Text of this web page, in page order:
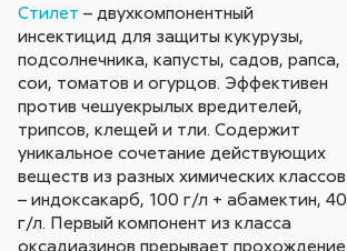
Стилет – двухкомпонентный
инсектицид для защиты кукурузы,
подсолнечника, капусты, садов, рапса,
сои, томатов и огурцов. Эффективен
против чешуекрылых вредителей,
трипсов, клещей и тли. Содержит
уникальное сочетание действующих
веществ из разных химических классов
– индоксакарб, 100 г/л + абамектин, 40
г/л. Первый компонент из класса
оксадиазинов прерывает прохождение